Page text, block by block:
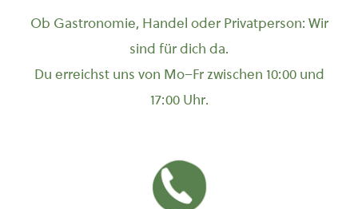
Ob Gastronomie, Handel oder Privatperson: Wir
sind für dich da.
Du erreichst uns von Mo–Fr zwischen 10:00 und
17:00 Uhr.